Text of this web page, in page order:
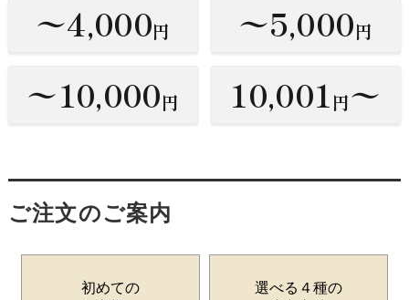
〜4,000円 〜5,000円
〜10,000円 10,001円〜
ご注文のご案内
初めての
選べる４種の